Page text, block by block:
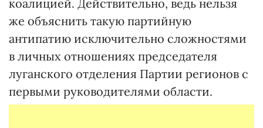
коалицией. Действительно, ведь нельзя
же объяснить такую партийную
антипатию исключительно сложностями
в личных отношениях председателя
луганского отделения Партии регионов с
первыми руководителями области.